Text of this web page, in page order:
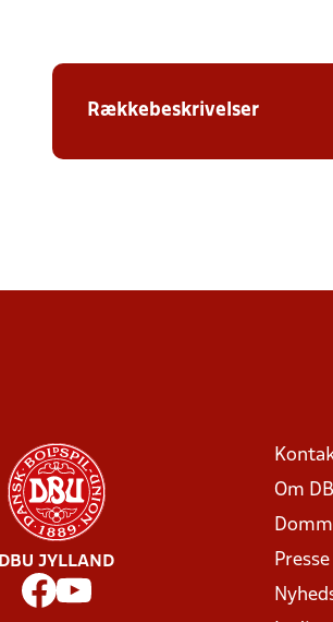
Rækkebeskrivelser
DBU JYLLAND
Om
Presse